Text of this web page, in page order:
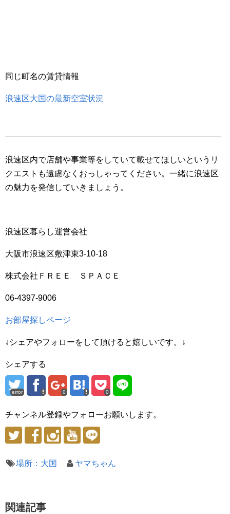
同じ町名の賃貸情報
浪速区大国の最新空室状況
浪速区内で店舗や事業等をしていて載せてほしいというリ
クエストも遠慮なくおっしゃってください。一緒に浪速区
の魅力を発信していきましょう。
浪速区暮らし運営会社
大阪市浪速区敷津東3-10-18
株式会社ＦＲＥＥ ＳＰＡＣＥ
06-4397-9006
お部屋探しページ
↓シェアやフォローをして頂けると嬉しいです。↓
シェアする
error 0 0
チャンネル登録やフォローお願いします。
場所：大国 ヤマちゃん
関連記事